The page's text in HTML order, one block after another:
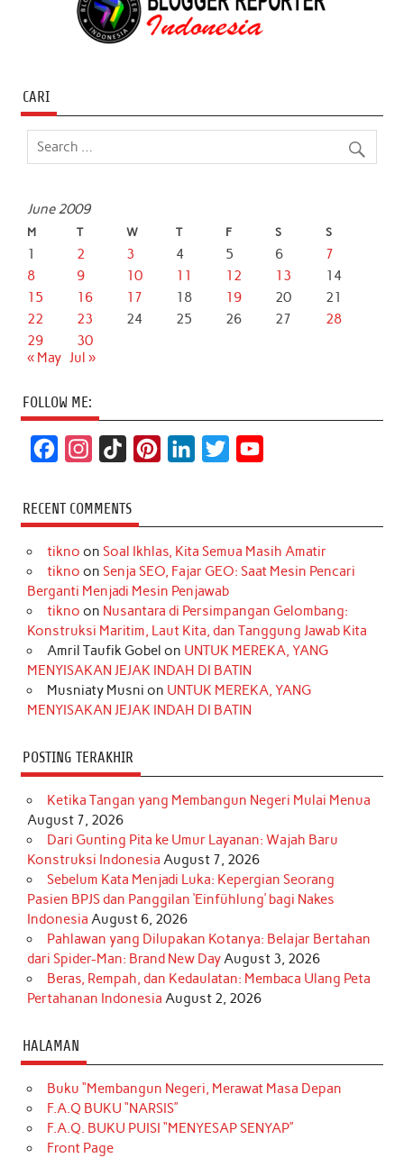
CARI
June 2009
M T W T F S S
1 2 3 4 5 6
7
8
9 10 11 12 13
14
15
16 17 18 19 20
21
22
23 24 25 26 27
28
29
30
« May Jul »
FOLLOW ME:
c
e
b
o
k
s
t
a
r
a
m
k
T
o
k
t
e
r
e
s
t
k
e
d
I
n
t
t
r
T
u
e
RECENT COMMENTS
tikno on Soal Ikhlas, Kita Semua Masih Amatir
tikno on Senja SEO, Fajar GEO: Saat Mesin Pencari
Berganti Menjadi Mesin Penjawab
tikno on Nusantara di Persimpangan Gelombang:
Konstruksi Maritim, Laut Kita, dan Tanggung Jawab Kita
Amril Taufik Gobel on UNTUK MEREKA, YANG
MENYISAKAN JEJAK INDAH DI BATIN
Musniaty Musni on UNTUK MEREKA, YANG
MENYISAKAN JEJAK INDAH DI BATIN
POSTING TERAKHIR
Ketika Tangan yang Membangun Negeri Mulai Menua
August 7, 2026
Dari Gunting Pita ke Umur Layanan: Wajah Baru
Konstruksi Indonesia August 7, 2026
Sebelum Kata Menjadi Luka: Kepergian Seorang
Pasien BPJS dan Panggilan ‘Einfühlung’ bagi Nakes
Indonesia August 6, 2026
Pahlawan yang Dilupakan Kotanya: Belajar Bertahan
dari Spider-Man: Brand New DayAugust 3, 2026
Beras, Rempah, dan Kedaulatan: Membaca Ulang Peta
Pertahanan Indonesia August 2, 2026
HALAMAN
Buku “Membangun Negeri, Merawat Masa Depan
F.A.Q BUKU “NARSIS”
F.A.Q. BUKU PUISI “MENYESAP SENYAP”
Front Page